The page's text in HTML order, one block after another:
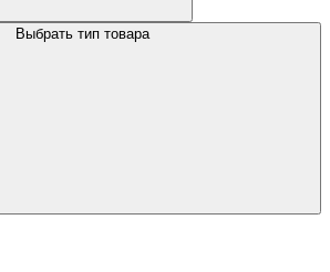
Выбрать тип товара